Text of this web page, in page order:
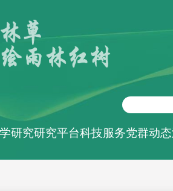
研究研究平台科技服务党群动态